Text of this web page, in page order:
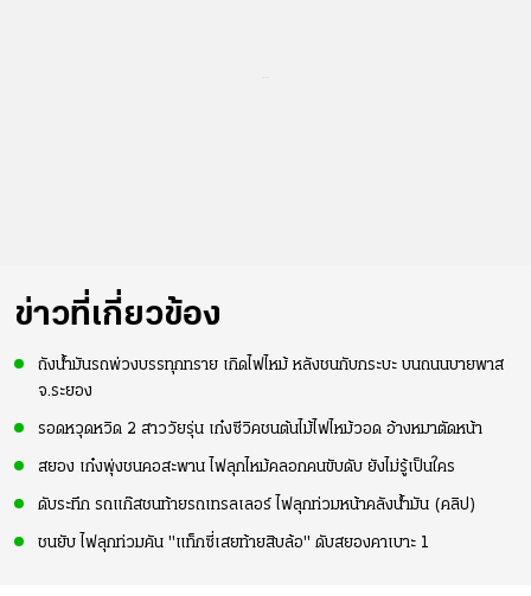
ข่าวที่เกี่ยวข้อง
ถังน้ำมันรถพ่วงบรรทุกทราย เกิดไฟไหม้ หลังชนกับกระบะ บนถนนบายพาส
จ.ระยอง
รอดหวุดหวิด 2 สาววัยรุ่น เก๋งซีวิคชนต้นไม้ไฟไหม้วอด อ้างหมาตัดหน้า
สยอง เก๋งพุ่งชนคอสะพาน ไฟลุกไหม้คลอกคนขับดับ ยังไม่รู้เป็นใคร
ดับระทึก รถแก๊สชนท้ายรถเทรลเลอร์ ไฟลุกท่วมหน้าคลังน้ำมัน (คลิป)
ชนยับ ไฟลุกท่วมคัน "แท็กซี่เสยท้ายสิบล้อ" ดับสยองคาเบาะ 1